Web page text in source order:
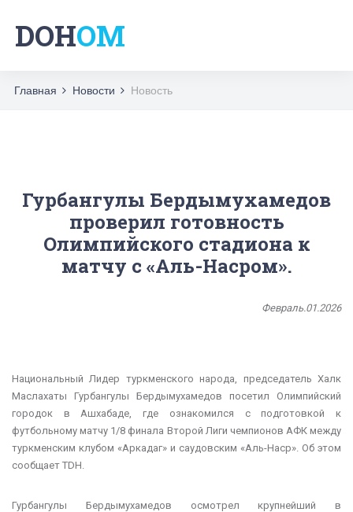
DOHOM
Главная Новости Новость
Гурбангулы Бердымухамедов
проверил готовность
Олимпийского стадиона к
матчу с «Аль-Насром».
Февраль.01.2026
Национальный Лидер туркменского народа, председатель Халк
Маслахаты Гурбангулы Бердымухамедов посетил Олимпийский
городок в Ашхабаде, где ознакомился с подготовкой к
футбольному матчу 1/8 финала Второй Лиги чемпионов АФК между
туркменским клубом «Аркадаг» и саудовским «Аль-Наср». Об этом
сообщает TDH.
Гурбангулы Бердымухамедов осмотрел крупнейший в